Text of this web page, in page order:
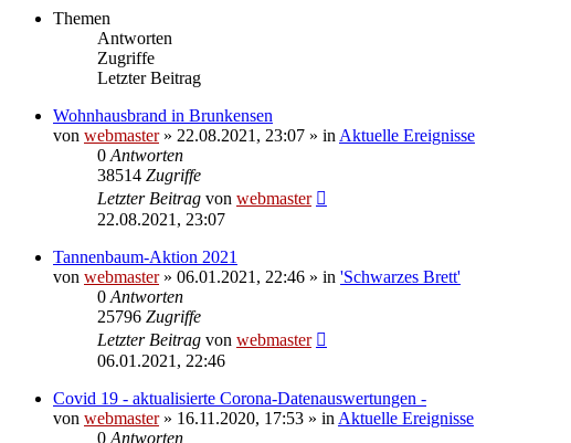
Themen
Antworten
Zugriffe
Letzter Beitrag
Wohnhausbrand in Brunkensen
von webmaster» 22.08.2021, 23:07 » in Aktuelle Ereignisse
0 Antworten
38514 Zugriffe
Letzter Beitrag von webmaster
22.08.2021, 23:07
Tannenbaum-Aktion 2021
von webmaster» 06.01.2021, 22:46 » in 'Schwarzes Brett'
0 Antworten
25796 Zugriffe
Letzter Beitrag von webmaster
06.01.2021, 22:46
Covid 19 - aktualisierte Corona-Datenauswertungen -
von webmaster» 16.11.2020, 17:53 » in Aktuelle Ereignisse
0 Antworten